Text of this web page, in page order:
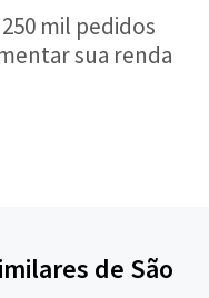
mil pedidos
sua renda
de São